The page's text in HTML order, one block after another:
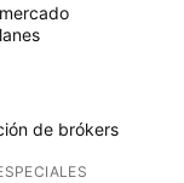
de brókers